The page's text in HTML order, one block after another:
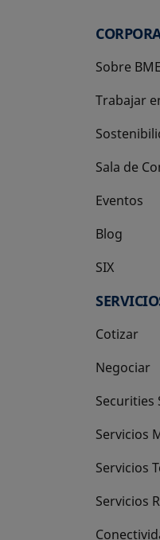
Sobre BME
Trabajar
Sala de
Eventos
Blog
SIX
se abre
Cotizar
Negociar
Securities
Servicios
Servicios
Servicios